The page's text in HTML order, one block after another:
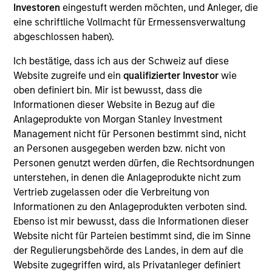
Investoren eingestuft werden möchten, und Anleger, die
eine schriftliche Vollmacht für Ermessensverwaltung
abgeschlossen haben).
Ich bestätige, dass ich aus der Schweiz auf diese
Website zugreife und ein qualifizierter Investor wie
oben definiert bin. Mir ist bewusst, dass die
Informationen dieser Website in Bezug auf die
Anlageprodukte von Morgan Stanley Investment
Management nicht für Personen bestimmt sind, nicht
an Personen ausgegeben werden bzw. nicht von
Personen genutzt werden dürfen, die Rechtsordnungen
unterstehen, in denen die Anlageprodukte nicht zum
Vertrieb zugelassen oder die Verbreitung von
Informationen zu den Anlageprodukten verboten sind.
Ebenso ist mir bewusst, dass die Informationen dieser
Website nicht für Parteien bestimmt sind, die im Sinne
der Regulierungsbehörde des Landes, in dem auf die
Website zugegriffen wird, als Privatanleger definiert
How We Work With Companies
What Makes Us Different?
We believe Next Level offers a differentiated
and advantaged strategy to both investors and
target companies in that it has the ability to
leverage the global resources, brand and
capabilities of Morgan Stanley. For companies,
this access and institutional engagement could
be critical to their success.